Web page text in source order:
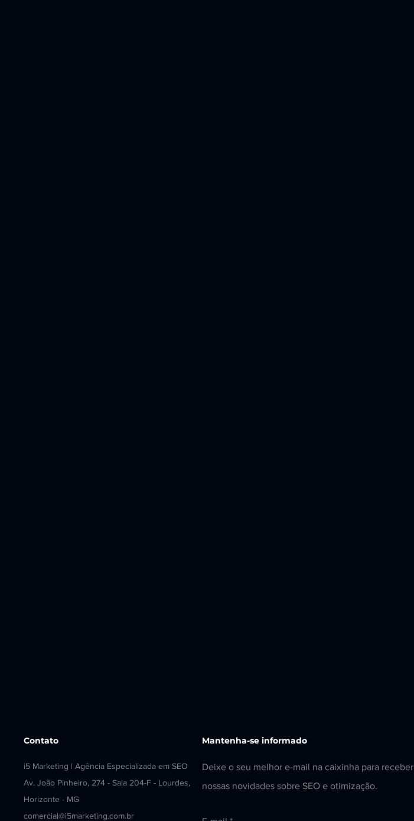
Contato
i5 Marketing | Agência Especializada em SEO em BH
Av. João Pinheiro, 274 - Sala 204-F - Lourdes, Belo
Horizonte - MG
comercial@i5marketing.com.br
Mantenha-se informado
Deixe o seu melhor e-mail na caixinha para receber
nossas novidades sobre SEO e otimização.